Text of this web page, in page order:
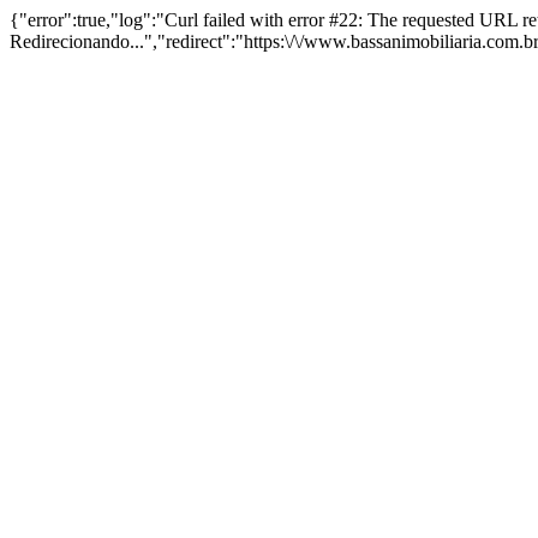
{"error":true,"log":"Curl failed with error #22: The requested URL
Redirecionando...","redirect":"https:\/\/